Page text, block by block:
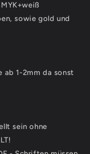
sowie gold und
ab 1-2mm da sonst
sein ohne